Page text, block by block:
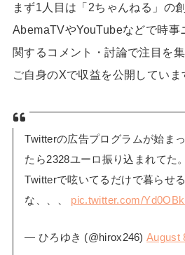
まず1人目は「2ちゃんねる」の
AbemaTVやYouTubeなどで時事
関するコメント・討論で注目を
ご自身のXで収益を公開していま
Twitterの広告プログラムが始ま
たら2328ユーロ振り込まれてた
Twitterで呟いてるだけで暮らせ
な、、、 pic.twitter.com/
— ひろゆき (@hirox246)August